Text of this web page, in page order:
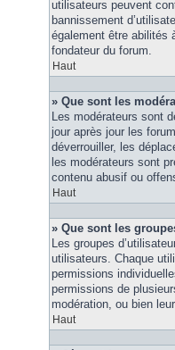
utilisateurs peuvent
bannissement
également être abilités
fondateur du forum.
Haut
» Que sont les
Les modérateurs sont
jour après jour les
déverrouiller, les
les modérateurs sont
contenu abusif ou
Haut
» Que sont les
Les groupes
utilisateurs. Chaque
permissions
permissions de
modération, ou bien
Haut